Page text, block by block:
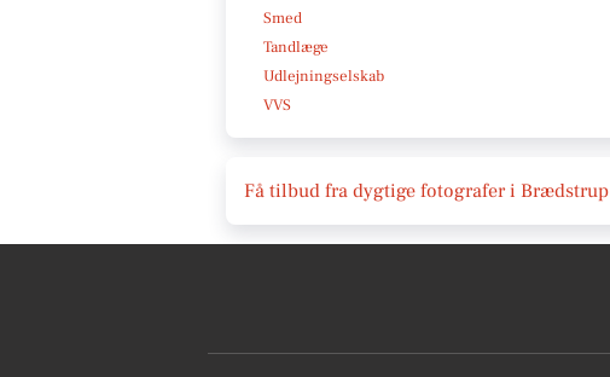
Smed
Tandlæge
Udlejningselskab
VVS
Få tilbud fra dygtige fotografer i Brædstrup